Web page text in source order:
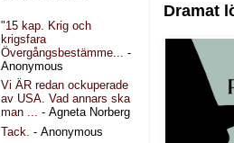
"15 kap. Krig och
krigsfara
Övergångsbestämme...
-
Anonymous
Vi ÄR redan ockuperade
av USA. Vad annars ska
man ... - Agneta Norberg
Tack. - Anonymous
Dramat